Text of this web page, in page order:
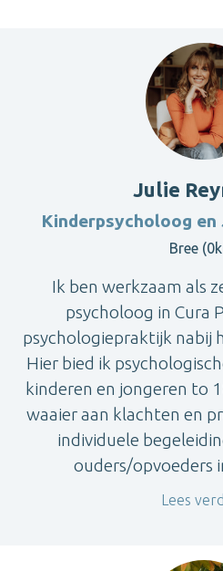
Julie
Kinderpsycholoog
Bree
Ik ben werkzaam als
psycholoog in Cura
psychologiepraktijk nabij
Hier bied ik
kinderen en jongeren to
waaier aan klachten en
individuele
ouders/opvoeders
Lees